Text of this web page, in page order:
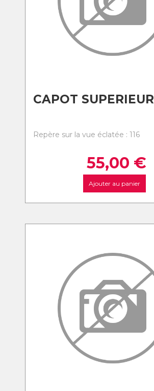
CAPOT SUPERIEUR
Repère sur la vue éclatée : 116
55,00 €
Ajouter au panier